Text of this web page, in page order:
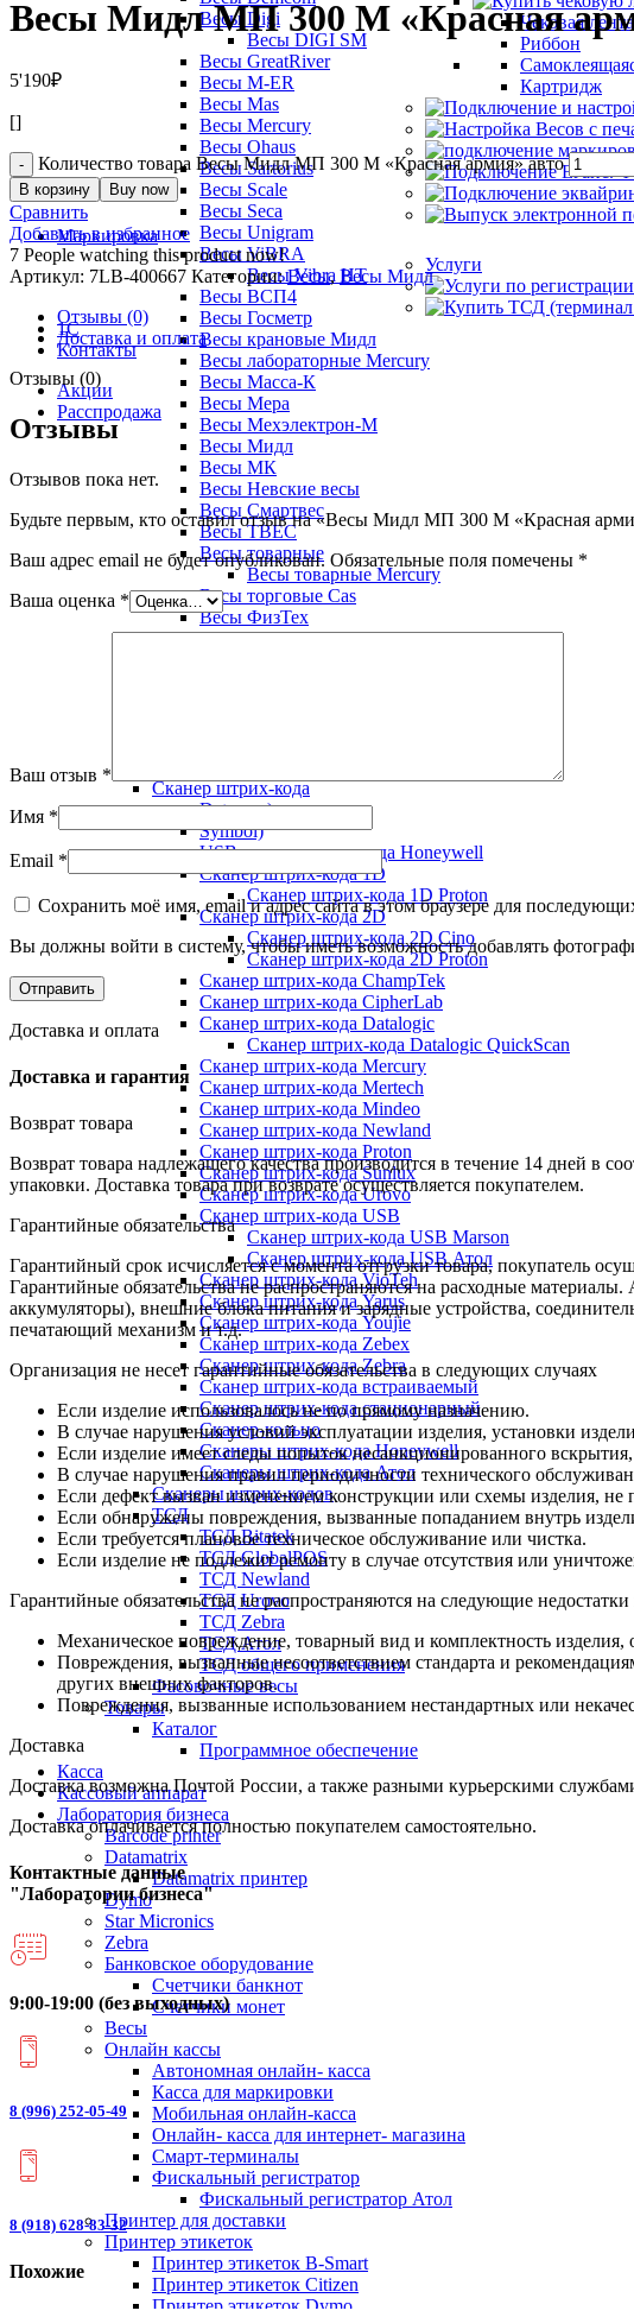
Весы Digi
Весы DIGI SM
Весы GreatRiver
Весы M-ER
Весы Mas
Весы Mercury
Весы Ohaus
Весы Sartorius
Весы Scale
Весы Seca
Весы Unigram
Весы ViBRA
Весы Vibra HT
Весы ВСП4
Весы Госметр
Весы крановые Мидл
Весы лабораторные Mercury
Весы Масса-К
Весы Мера
Весы Мехэлектрон-М
Весы Мидл
Весы МК
Весы Невские весы
Весы Смартвес
Весы ТВЕС
Весы товарные
Весы товарные Mercury
Весы торговые Cas
Весы ФизТех
Весы Форт Т
Сканер штрих-кода
Datamax)
Symbol)
USB сканер штрих-кода Honeywell
Сканер штрих-кода 1D
Сканер штрих-кода 1D Proton
Сканер штрих-кода 2D
Сканер штрих-кода 2D Cino
Сканер штрих-кода 2D Proton
Сканер штрих-кода ChampTek
Сканер штрих-кода CipherLab
Сканер штрих-кода Datalogic
Сканер штрих-кода Datalogic QuickScan
Сканер штрих-кода Mercury
Сканер штрих-кода Mertech
Сканер штрих-кода Mindeo
Сканер штрих-кода Newland
Сканер штрих-кода Proton
Сканер штрих-кода Sunlux
Сканер штрих-кода Urovo
Сканер штрих-кода USB
Сканер штрих-кода USB Marson
Сканер штрих-кода USB Атол
Сканер штрих-кода VioTeh
Сканер штрих-кода Yarus
Сканер штрих-кода Youjie
Сканер штрих-кода Zebex
Сканер штрих-кода Zebra
Сканер штрих-кода встраиваемый
Сканер штрих-кода стационарный
Сканер-кольцо
Сканеры штрих-кода Honeywell
Сканеры штрих-кода Атол
Сканеры штрих-кодов
ТСД
ТСД Bitatek
ТСД GlobalPOS
ТСД Newland
ТСД Urovo
ТСД Zebra
ТСД Атол
ТСД общего применения
Фасовочные весы
Товары
Каталог
Программное обеспечение
Касса
Кассовый аппарат
Лаборатория бизнеса
Barcode printer
Datamatrix
Datamatrix принтер
Dymo
Star Micronics
Zebra
Банковское оборудование
Счетчики банкнот
Счетчики монет
Весы
Онлайн кассы
Автономная онлайн- касса
Касса для маркировки
Мобильная онлайн-касса
Онлайн- касса для интернет- магазина
Смарт-терминалы
Фискальный регистратор
Фискальный регистратор Атол
Принтер для доставки
Принтер этикеток
Принтер этикеток B-Smart
Принтер этикеток Citizen
Принтер этикеток Dymo
Чековая лента
Риббон
Картридж
Маркировка
Услуги
1С
Контакты
Акции
Расспродажа
Весы Мидл МП 300 М «Красная
5'190₽
[]
Количество товара Весы Мидл МП 300 М «Красная армия» авто
В корзину Buy now
Сравнить
Добавить в избранное
7 People watching this product now!
Артикул: 7LB-400667 Категории: Весы, Весы Мидл
Отзывы (0)
Доставка и оплата
Отзывы (0)
Отзывы
Отзывов пока нет.
Будьте первым, кто оставил отзыв на «Весы Мидл МП 300 М «Красная
Ваш адрес email не будет опубликован. Обязательные поля помечены *
Ваша оценка *
Ваш отзыв *
Имя *
Email *
Сохранить моё имя, email и адрес сайта в этом браузере для
Вы должны войти в систему, чтобы иметь возможность добавлять
Доставка и оплата
Доставка и гарантия
Возврат товара
Возврат товара надлежащего качества производится в течение 14 дней в
упаковки. Доставка товара при возврате осуществляется покупателем.
Гарантийные обязательства
Гарантийный срок исчисляется с момента отгрузки товара, покупатель
Гарантийные обязательства не распространяются на расходные
аккумуляторы), внешние блока питания и зарядные устройства,
печатающий механизм и т.д.
Организация не несет гарантийные обязательства в следующих случаях
Если изделие использовалось не по прямому назначению.
В случае нарушения условий эксплуатации изделия, установки
Если изделие имеет следы попыток несанкционированного
В случае нарушения правил периодичности технического
Если дефект вызван изменением конструкции или схемы изделия, не
Если обнаружены повреждения, вызванные попаданием внутрь
Если требуется плановое техническое обслуживание или чистка.
Если изделие не подлежит ремонту в случае отсутствия или
Гарантийные обязательства не распространяются на следующие недостатки
Механическое повреждение, товарный вид и комплектность
Повреждения, вызванные несоответствием стандарта и
других внешних факторов.
Повреждения, вызванные использованием нестандартных или
Доставка
Доставка возможна Почтой России, а также разными курьерскими
Доставка оплачивается полностью покупателем самостоятельно.
Контактные данные
"Лаборатории бизнеса"
9:00-19:00 (без выходных)
8 (996) 252-05-49
8 (918) 628-83-32
Похожие